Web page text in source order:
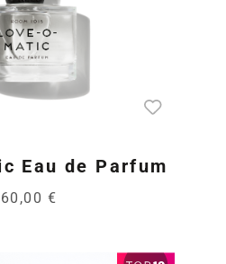
Eau de Parfum
€